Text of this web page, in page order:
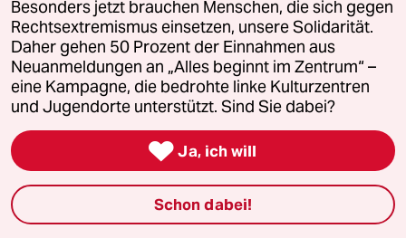
Stillen – wie die Mehrheit der Belarussen. Obwohl
ich meine Meinung nie verhehlt habe. Ich erinnere
mich, dass während des Wahlkampfes 2010 ein
Beamter aus dem Gesundheitsausschuss in unsere
Klinik kam und uns zu einem Treffen mit einem
Vertrauten Lukaschenkos einlud.
Ich fragte, warum er nur für einen Kandidaten
werbe, wo es doch zehn gebe. Vielleicht wurde auch
auch deshalb meine Bewerbung als
Besonders jetzt brauchen Menschen, die sich gegen
Rechtsextremismus einsetzen, unsere Solidarität.
Daher gehen 50 Prozent der Einnahmen aus
Neuanmeldungen an „Alles beginnt im Zentrum“ –
eine Kampagne, die bedrohte linke Kulturzentren
und Jugendorte unterstützt. Sind Sie dabei?
 Ja, ich will
Schon dabei!